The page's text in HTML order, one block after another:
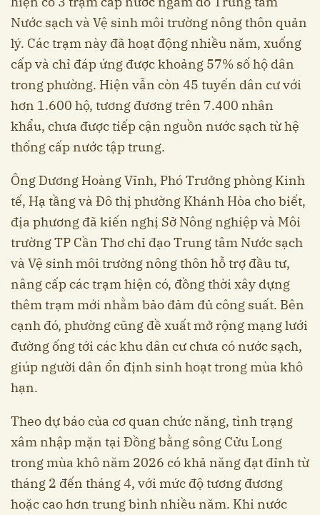
Nước sạch và Vệ sinh môi trường nông thôn quản
lý. Các trạm này đã hoạt động nhiều năm, xuống
cấp và chỉ đáp ứng được khoảng 57% số hộ dân
trong phường. Hiện vẫn còn 45 tuyến dân cư với
hơn 1.600 hộ, tương đương trên 7.400 nhân
khẩu, chưa được tiếp cận nguồn nước sạch từ hệ
thống cấp nước tập trung.
Ông Dương Hoàng Vĩnh, Phó Trưởng phòng Kinh
tế, Hạ tầng và Đô thị phường Khánh Hòa cho biết,
địa phương đã kiến nghị Sở Nông nghiệp và Môi
trường TP Cần Thơ chỉ đạo Trung tâm Nước sạch
và Vệ sinh môi trường nông thôn hỗ trợ đầu tư,
nâng cấp các trạm hiện có, đồng thời xây dựng
thêm trạm mới nhằm bảo đảm đủ công suất. Bên
cạnh đó, phường cũng đề xuất mở rộng mạng lưới
đường ống tới các khu dân cư chưa có nước sạch,
giúp người dân ổn định sinh hoạt trong mùa khô
hạn.
Theo dự báo của cơ quan chức năng, tình trạng
xâm nhập mặn tại Đồng bằng sông Cửu Long
trong mùa khô năm 2026 có khả năng đạt đỉnh từ
tháng 2 đến tháng 4, với mức độ tương đương
hoặc cao hơn trung bình nhiều năm. Khi nước